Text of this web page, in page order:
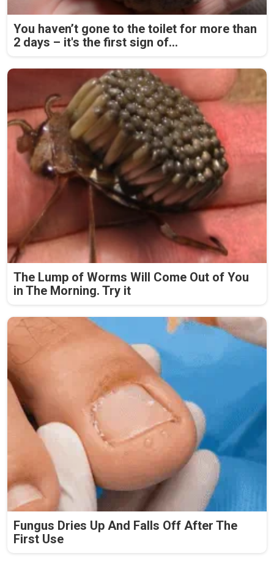
You haven’t gone to the toilet for more than
2 days – it's the first sign of...
The Lump of Worms Will Come Out of You
in The Morning. Try it
Fungus Dries Up And Falls Off After The
First Use